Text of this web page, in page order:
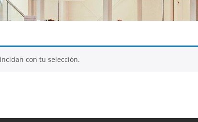
con tu selección.